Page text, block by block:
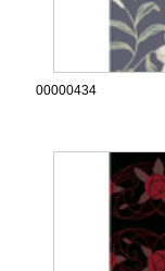
00000434